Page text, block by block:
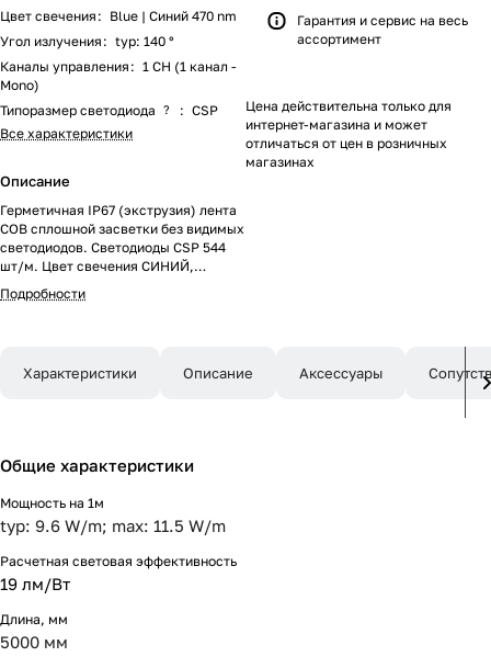
Цвет свечения : Blue | Синий 470 nm
Угол излучения : typ: 140 °
Каналы управления : 1 CH (1 канал -
Mono)
Типоразмер светодиода
? : CSP
Все характеристики
Описание
Герметичная IP67 (экструзия) лента
COB сплошной засветки без видимых
светодиодов. Светодиоды CSP 544
шт/м. Цвет свечения СИНИЙ,
световой поток - лм/м, угол 140°.
Мощность 11.5 Вт/м, питание 24 В.
Скотч 3M Цена за 1м. Гарантия 3
Подробности
Гарантия и сервис на весь
ассортимент
Цена действительна только для
интернет-магазина и может
отличаться от цен в розничных
магазинах
Характеристики Описание Аксессуары
Общие характеристики
Мощность на 1м
typ: 9.6 W/m; max: 11.5 W/m
Расчетная световая эффективность
19 лм/Вт
Длина, мм
5000 мм